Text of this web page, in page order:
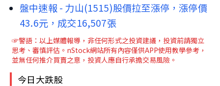
盤中速報 - 力山(1515)股價拉至漲停，漲停價
43.6元，成交16,507張
☞警語：以上媒體報導，非任何形式之投資建議，投資前請獨立
思考、審慎評估。nStock網站所有內容僅供APP使用教學參考，
並無任何推介買賣之意，投資人應自行承擔交易風險。
今日大跌股